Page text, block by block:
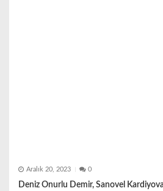
Aralık 20, 2023 0
Deniz Onurlu Demir, Sanovel